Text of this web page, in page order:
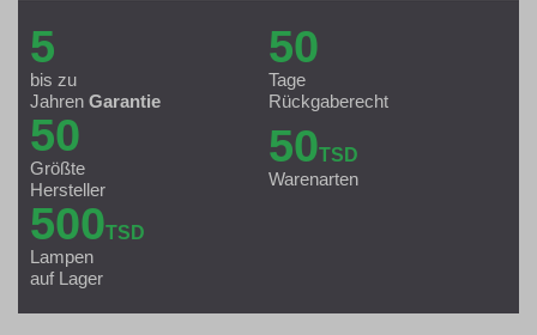
5
bis zu
Jahren Garantie
50
Tage
Rückgaberecht
50
Größte
Hersteller
50TSD
Warenarten
500TSD
Lampen
auf Lager